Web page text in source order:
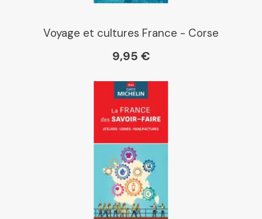
Voyage et cultures France - Corse
9,95 €